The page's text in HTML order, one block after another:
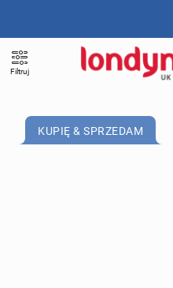
Filtruj
KUPIĘ & SPRZEDAM